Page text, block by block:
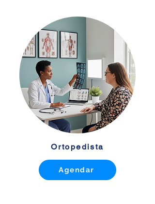
Ortopedista
Agendar